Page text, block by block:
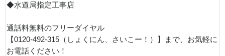
◆水道局指定工事店
通話料無料のフリーダイヤル
【0120-492-315（しょくにん、さいこー！）】まで、お気軽に
お電話ください！